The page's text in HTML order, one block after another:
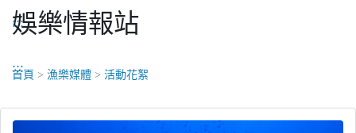
:::
娛樂情報站
:::
首頁 > 漁樂媒體 > 活動花絮